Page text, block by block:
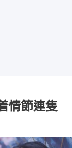
情節連隻